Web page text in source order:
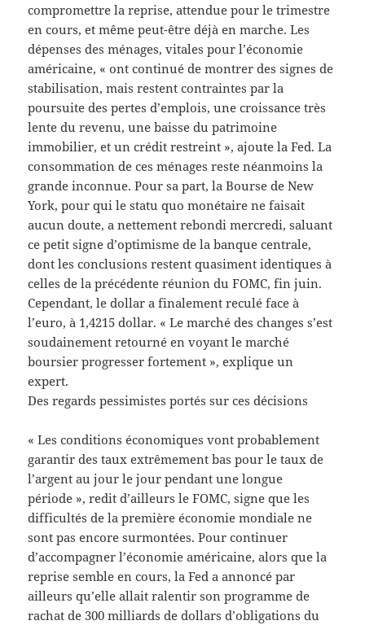
compromettre la reprise, attendue pour le trimestre
en cours, et même peut-être déjà en marche. Les
dépenses des ménages, vitales pour l’économie
américaine, « ont continué de montrer des signes de
stabilisation, mais restent contraintes par la
poursuite des pertes d’emplois, une croissance très
lente du revenu, une baisse du patrimoine
immobilier, et un crédit restreint », ajoute la Fed. La
consommation de ces ménages reste néanmoins la
grande inconnue. Pour sa part, la Bourse de New
York, pour qui le statu quo monétaire ne faisait
aucun doute, a nettement rebondi mercredi, saluant
ce petit signe d’optimisme de la banque centrale,
dont les conclusions restent quasiment identiques à
celles de la précédente réunion du FOMC, fin juin.
Cependant, le dollar a finalement reculé face à
l’euro, à 1,4215 dollar. « Le marché des changes s’est
soudainement retourné en voyant le marché
boursier progresser fortement », explique un
expert.
Des regards pessimistes portés sur ces décisions
« Les conditions économiques vont probablement
garantir des taux extrêmement bas pour le taux de
l’argent au jour le jour pendant une longue
période », redit d’ailleurs le FOMC, signe que les
difficultés de la première économie mondiale ne
sont pas encore surmontées. Pour continuer
d’accompagner l’économie américaine, alors que la
reprise semble en cours, la Fed a annoncé par
ailleurs qu’elle allait ralentir son programme de
rachat de 300 milliards de dollars d’obligations du